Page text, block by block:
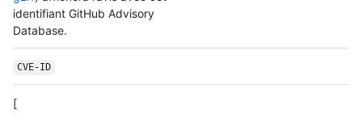
identifiant GitHub Advisory
Database.
CVE-ID
[